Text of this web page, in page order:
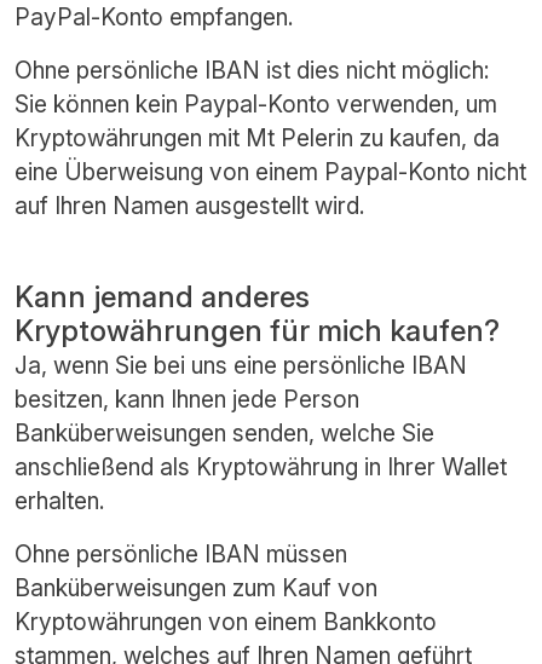
PayPal-Konto empfangen.
Ohne persönliche IBAN ist dies nicht möglich:
Sie können kein Paypal-Konto verwenden, um
Kryptowährungen mit Mt Pelerin zu kaufen, da
eine Überweisung von einem Paypal-Konto nicht
auf Ihren Namen ausgestellt wird.
Kann jemand anderes
Kryptowährungen für mich kaufen?
Ja, wenn Sie bei uns eine persönliche IBAN
besitzen, kann Ihnen jede Person
Banküberweisungen senden, welche Sie
anschließend als Kryptowährung in Ihrer Wallet
erhalten.
Ohne persönliche IBAN müssen
Banküberweisungen zum Kauf von
Kryptowährungen von einem Bankkonto
stammen, welches auf Ihren Namen geführt